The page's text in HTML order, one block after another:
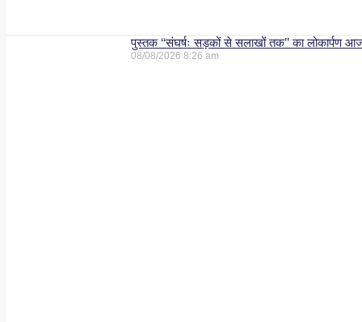
पुस्तक ‘‘संघर्षः सड़कों से सलाखों तक’’ का लोकार्पण
08/08/20268:26 am